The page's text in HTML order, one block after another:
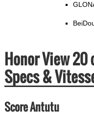
Honor View 20
Specs &
Score Antutu